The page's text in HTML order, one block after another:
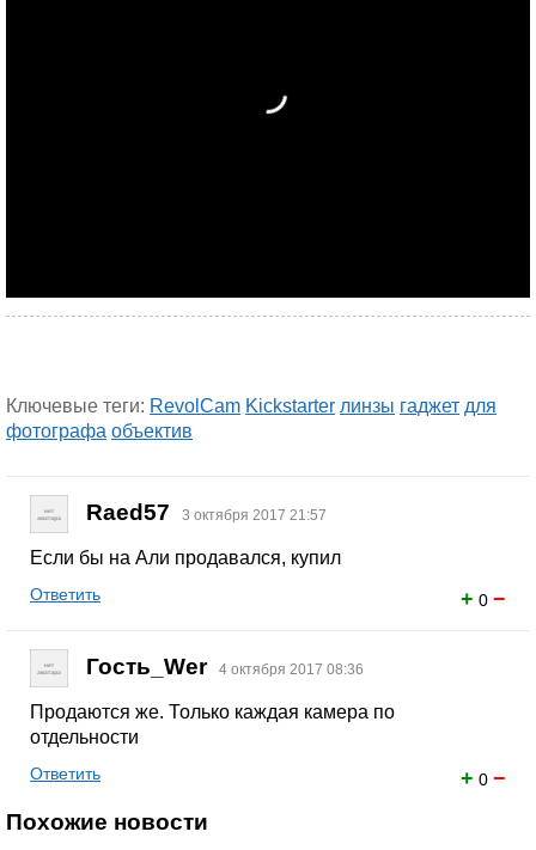
Ключевые теги: RevolCam Kickstarter линзы гаджет для
фотографа объектив
Raed57 3 октября 2017 21:57
Если бы на Али продавался, купил
+ 0 −
Ответить
Гость_Wer 4 октября 2017 08:36
Продаются же. Только каждая камера по
отдельности
+ 0 −
Ответить
Похожие новости